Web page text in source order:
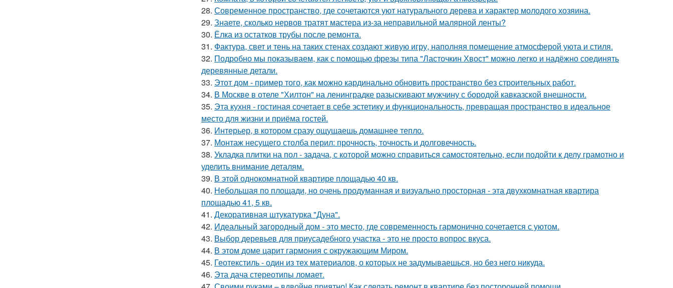
28. Современное пространство, где сочетаются уют натурального дерева и характер молодого хозяина.
29. Знаете, сколько нервов тратят мастера из-за неправильной малярной ленты?
30. Ёлка из остатков трубы после ремонта.
31. Фактура, свет и тень на таких стенах создают живую игру, наполняя помещение атмосферой уюта и стиля.
32. Подробно мы показываем, как с помощью фрезы типа "Ласточкин Хвост" можно легко и надёжно соединять
деревянные детали.
33. Этот дом - пример того, как можно кардинально обновить пространство без строительных работ.
34. В Москве в отеле "Хилтон" на ленинградке разыскивают мужчину с бородой кавказской внешности.
35. Эта кухня - гостиная сочетает в себе эстетику и функциональность, превращая пространство в идеальное
место для жизни и приёма гостей.
36. Интерьер, в котором сразу ощущаешь домашнее тепло.
37. Монтаж несущего столба перил: прочность, точность и долговечность.
38. Укладка плитки на пол - задача, с которой можно справиться самостоятельно, если подойти к делу грамотно и
уделить внимание деталям.
39. В этой однокомнатной квартире площадью 40 кв.
40. Небольшая по площади, но очень продуманная и визуально просторная - эта двухкомнатная квартира
площадью 41, 5 кв.
41. Декоративная штукатурка "Дуна".
42. Идеальный загородный дом - это место, где современность гармонично сочетается с уютом.
43. Выбор деревьев для приусадебного участка - это не просто вопрос вкуса.
44. В этом доме царит гармония с окружающим Миром.
45. Геотекстиль - один из тех материалов, о которых не задумываешься, но без него никуда.
46. Эта дача стереотипы ломает.